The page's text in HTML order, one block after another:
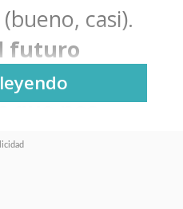
casi).
futuro
el celular
que nos
la cara?